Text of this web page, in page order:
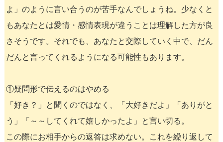
よ」のように言い合うのが苦手なんでしょうね。少なくと
もあなたとは愛情・感情表現が違うことは理解した方が良
さそうです。それでも、あなたと交際していく中で、だん
だんと言ってくれるようになる可能性もあります。
①疑問形で伝えるのはやめる
「好き？」と聞くのではなく、「大好きだよ」「ありがと
う」「～～してくれて嬉しかったよ」と言い切る。
この際にお相手からの返答は求めない。これを繰り返して